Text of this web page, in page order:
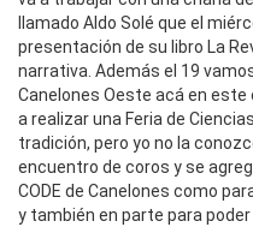
llamado Aldo Solé que el
presentación de su libro La
narrativa. Además el 19
Canelones Oeste acá en
a realizar una Feria de
tradición, pero yo no la
encuentro de coros y se
CODE de Canelones como
y también en parte para